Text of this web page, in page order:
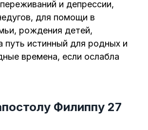
и депрессии,
для помощи в
рождения детей,
путь истинный для родных и
времена, если ослабла
Филиппу 27